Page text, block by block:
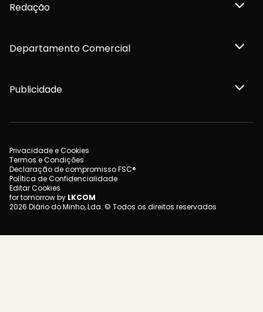
Redação
Departamento Comercial
Publicidade
Privacidade e Cookies
Termos e Condições
Declaração de compromisso FSC®
Política de Confidencialidade
Editar Cookies
for tomorrow by LKCOM
2026 Diário do Minho, Lda. © Todos os direitos reservados